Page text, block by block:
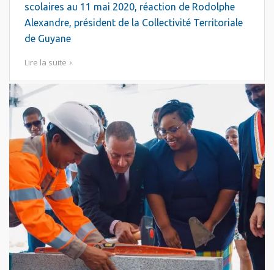
scolaires au 11 mai 2020, réaction de Rodolphe
Alexandre, président de la Collectivité Territoriale
de Guyane
Lire la suite